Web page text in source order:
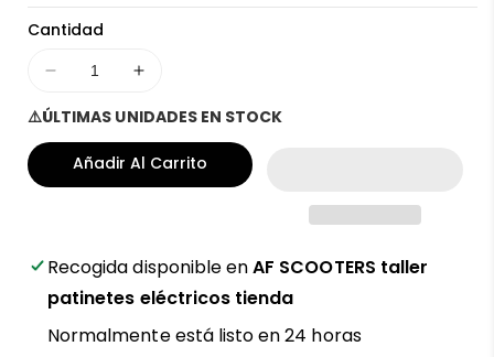
Cantidad
Disminuir
cantidad
para
Motor
para
delantero
neumático
taco
500W
Aumentar
para
Motor
para
delantero
neumático
taco
500W
⚠️ÚLTIMAS UNIDADES EN STOCK
Añadir Al Carrito
Recogida disponible enAF SCOOTERS taller
patinetes eléctricos tienda
Normalmente está listo en 24 horas